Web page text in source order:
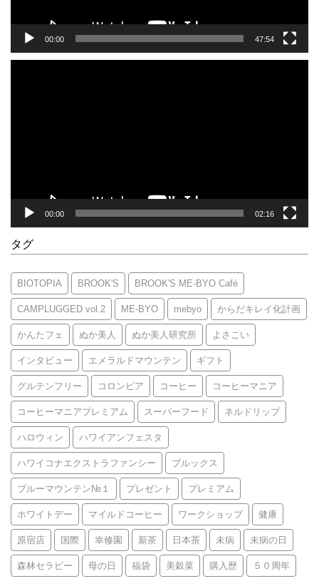
00:00 47:54
00:00 02:16
タグ
BIOTOPIA BROOK'S BROOK'S ME-BYO Café
CAMPLUGGED vol.2 ME-BYO mebyo からだキレイ化計画
かんたフェ ぬか美人 ぬか美人研究所 よさこい
インタビュー エメラルドマウンテン ギフト
グルテンフリー コロンビア コーヒー コーヒーマニア
コーヒーマニアプレミアム スーパーフード ネルドリップ
ハロウィン ハワイアンフェスタ
ハワイコナエクストラファンシー ブルックス
ブルーマウンテン№１ プレゼント プレミアム
ホワイトデー マイルドコーヒー ワークショップ 健康
原宿店 国際 幸修園 新茶 日本茶 未病 未病の日
森林セラピー 母の日 福袋 美穀菜 購入歴 ５０周年